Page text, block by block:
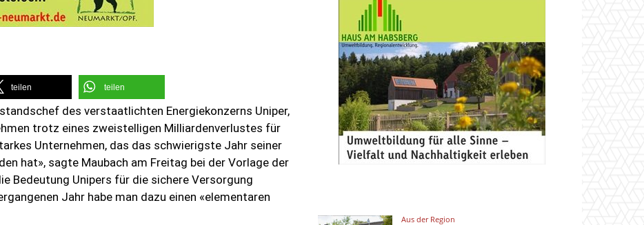
teilen teilen
des verstaatlichten Energiekonzerns Uniper,
trotz eines zweistelligen Milliardenverlustes für
Unternehmen, das das schwierigste Jahr seiner
hat», sagte Maubach am Freitag bei der Vorlage der
Bedeutung Unipers für die sichere Versorgung
Jahr habe man dazu einen «elementaren
Aus der Region